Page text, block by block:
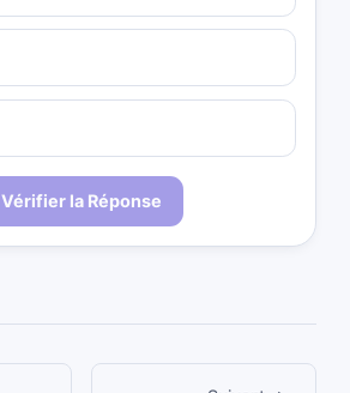
Vérifier la Réponse